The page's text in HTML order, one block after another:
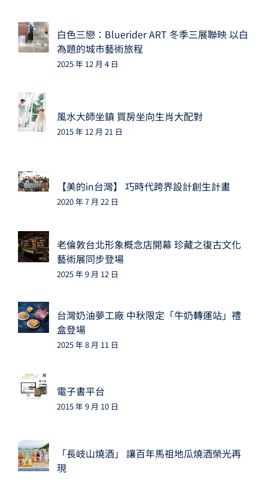
白色三戀：Bluerider ART 冬季三展聯映 以白
為題的城市藝術旅程
2025 年 12 月 4 日
風水大師坐鎮 買房坐向生肖大配對
2015 年 12 月 21 日
【美的in台灣】 巧時代跨界設計創生計畫
2020 年 7 月 22 日
老倫敦台北形象概念店開幕 珍藏之復古文化
藝術展同步登場
2025 年 9 月 12 日
台灣奶油夢工廠 中秋限定「牛奶轉運站」禮
盒登場
2025 年 8 月 11 日
電子書平台
2015 年 9 月 10 日
「長岐山燒酒」 讓百年馬祖地瓜燒酒榮光再
現